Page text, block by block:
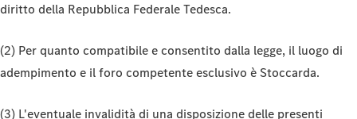
diritto della Repubblica Federale Tedesca.
(2) Per quanto compatibile e consentito dalla legge, il luogo di
adempimento e il foro competente esclusivo è Stoccarda.
(3) L'eventuale invalidità di una disposizione delle presenti